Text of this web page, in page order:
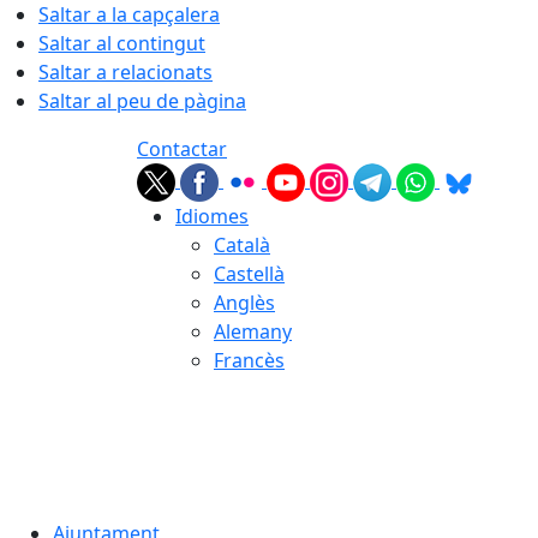
Saltar a la capçalera
Saltar al contingut
Saltar a relacionats
Saltar al peu de pàgina
Contactar
Idiomes
Català
Castellà
Anglès
Alemany
Francès